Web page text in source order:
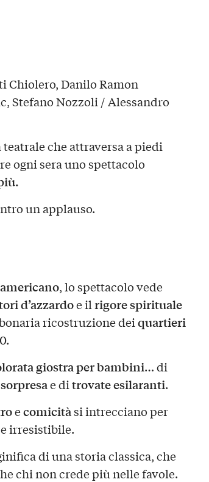
Chiolero, Danilo Ramon
Stefano Nozzoli / Alessandro
che attraversa a piedi
ogni sera uno spettacolo
un applauso.
, lo spettacolo vede
d’azzardoe ilrigore spirituale
ricostruzione deiquartieri
giostra per bambini… di
e ditrovate esilaranti.
ecomicitàsi intrecciano per
irresistibile.
di una storia classica, che
chi non crede più nelle favole.